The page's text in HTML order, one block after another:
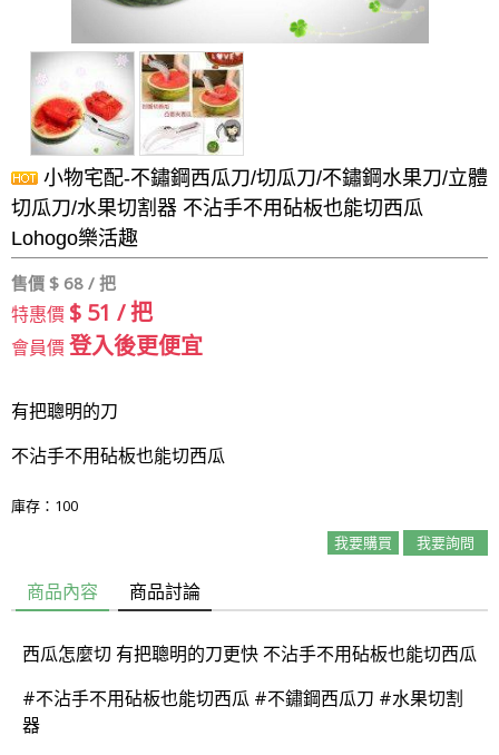
小物宅配-不鏽鋼西瓜刀/切瓜刀/不鏽鋼水果刀/立體
切瓜刀/水果切割器 不沾手不用砧板也能切西瓜
Lohogo樂活趣
售價 $ 68 / 把
特惠價 $ 51 / 把
會員價登入後更便宜
有把聰明的刀
不沾手不用砧板也能切西瓜
庫存：100
我要購買
我要詢問
商品內容 商品討論
西瓜怎麼切 有把聰明的刀更快 不沾手不用砧板也能切西瓜
#不沾手不用砧板也能切西瓜 #不鏽鋼西瓜刀 #水果切割
器